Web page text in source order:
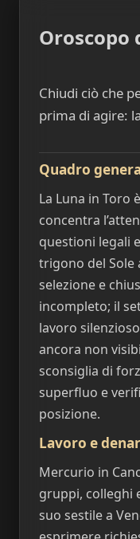
Oroscopo
Chiudi ciò che
prima di agire:
Quadro
La Luna in Toro
concentra
questioni legali
trigono del Sole
selezione e
incompleto; il
lavoro
ancora non
sconsiglia di
superfluo e
posizione.
Lavoro e
Mercurio in
gruppi, colleghi
suo sestile a